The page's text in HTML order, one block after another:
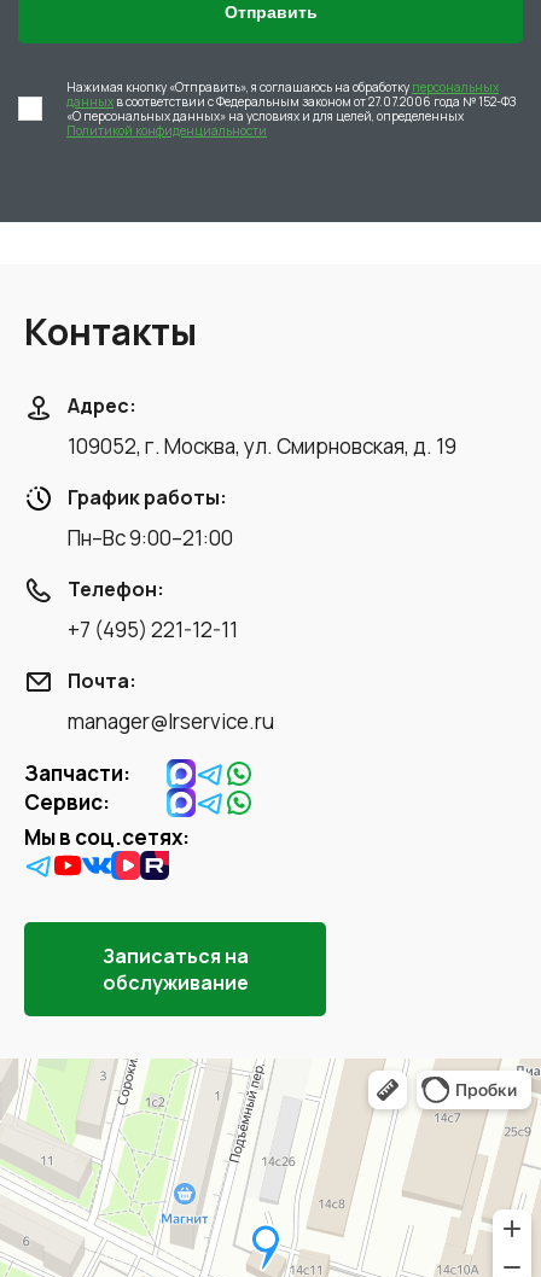
Отправить
Нажимая кнопку «Отправить», я соглашаюсь на обработку персональных
данных в соответствии с Федеральным законом от 27.07.2006 года № 152-ФЗ
«О персональных данных» на условиях и для целей, определенных
Политикой конфиденциальности
Контакты
Адрес:
109052, г. Москва, ул. Смирновская, д. 19
График работы:
Пн–Вс 9:00–21:00
Телефон:
+7 (495) 221-12-11
Почта:
manager@lrservice.ru
Запчасти:
Сервис:
Мы в соц.сетях:
Записаться на
обслуживание